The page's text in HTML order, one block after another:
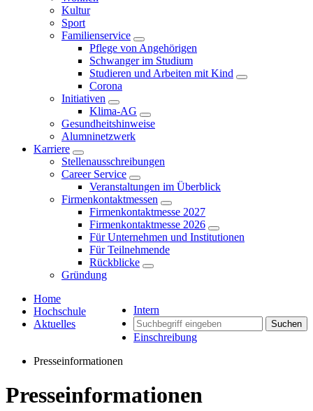
Kultur
Sport
Familienservice
Pflege von Angehörigen
Schwanger im Studium
Studieren und Arbeiten mit Kind
Corona
Initiativen
Klima-AG
Gesundheitshinweise
Alumninetzwerk
Karriere
Stellenausschreibungen
Career Service
Veranstaltungen im Überblick
Firmenkontaktmessen
Firmenkontaktmesse 2027
Firmenkontaktmesse 2026
Für Unternehmen und Institutionen
Für Teilnehmende
Rückblicke
Gründung
Intern
Suchen
Einschreibung
Home
Hochschule
Aktuelles
Presseinformationen
Presseinformationen